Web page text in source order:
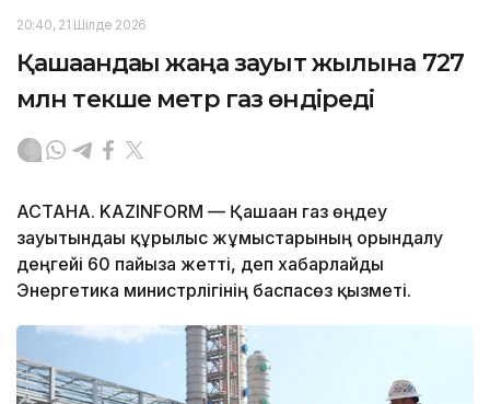
20:40, 21 Шілде 2026
Қашағандағы жаңа зауыт жылына 727
млн текше метр газ өндіреді
АСТАНА. KAZINFORM — Қашаған газ өңдеу
зауытындағы құрылыс жұмыстарының орындалу
деңгейі 60 пайызға жетті, деп хабарлайды
Энергетика министрлігінің баспасөз қызметі.